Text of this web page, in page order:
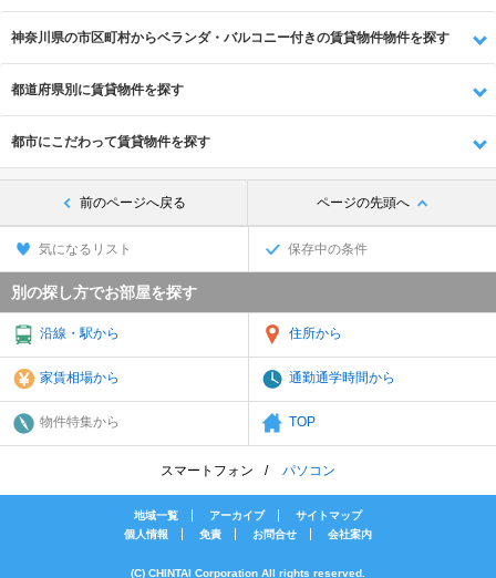
神奈川県の市区町村からベランダ・バルコニー付きの賃貸物件物件を探す
都道府県別に賃貸物件を探す
都市にこだわって賃貸物件を探す
前のページへ戻る ページの先頭へ
気になるリスト 保存中の条件
別の探し方でお部屋を探す
沿線・駅から 住所から
家賃相場から 通勤通学時間から
物件特集から TOP
スマートフォン パソコン
地域一覧 アーカイブ
サイトマップ
個人情報
免責 お問合せ 会社案内
(C) CHINTAI Corporation All rights reserved.